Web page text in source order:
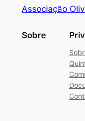
Associação
Sobre